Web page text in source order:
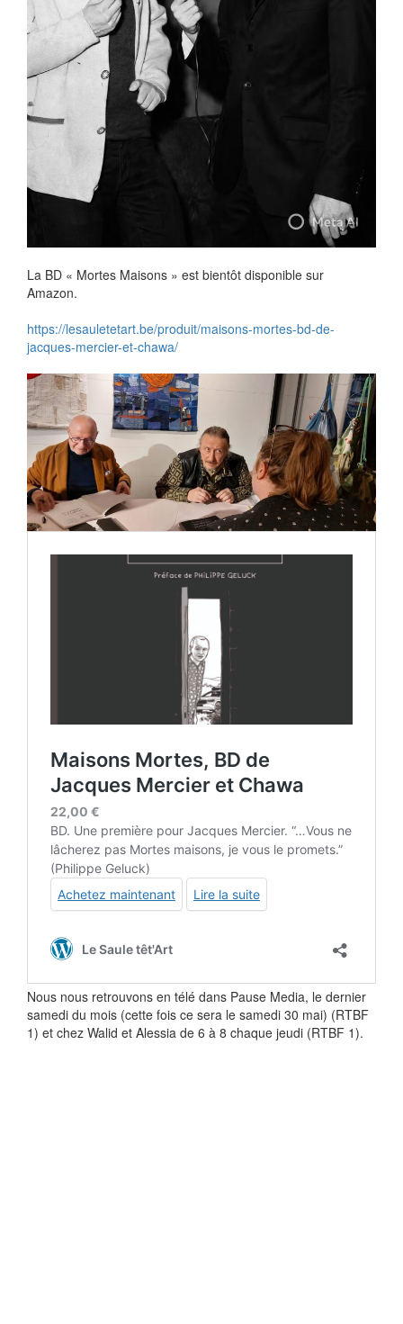
La BD « Mortes Maisons » est bientôt disponible sur
Amazon.
https://lesauletetart.be/produit/maisons-mortes-bd-de-
jacques-mercier-et-chawa/
Nous nous retrouvons en télé dans Pause Media, le dernier
samedi du mois (cette fois ce sera le samedi 30 mai) (RTBF
1) et chez Walid et Alessia de 6 à 8 chaque jeudi (RTBF 1).